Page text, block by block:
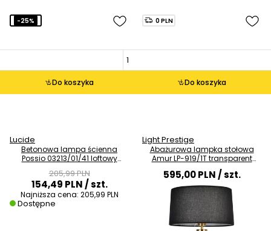
Do koszyka
-25%
Lucide
Betonowa lampa ścienna
Possio 03213/01/41 loftowy
205,99 PLN
154,49 PLN/ szt.
Najniższa cena: 205,99 PLN
Dostępne
Do koszyka
0 PLN
Light Prestige
Abażurowa lampka stołowa
Amur LP-919/1T transparent
Light Prestige czarna
595,00 PLN/ szt.